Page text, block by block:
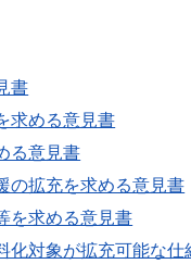
書
求める意見書
る意見書
の拡充を求める意見書
を求める意見書
対象が拡充可能な